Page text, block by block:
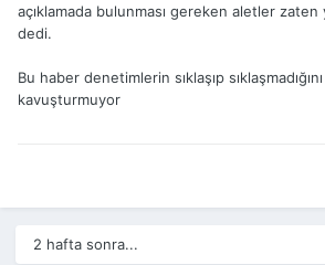
açıklamada bulunması gereken aletler
dedi.
Bu haber denetimlerin sıklaşıp sıklaşmadığını
kavuşturmuyor
2 hafta sonra...